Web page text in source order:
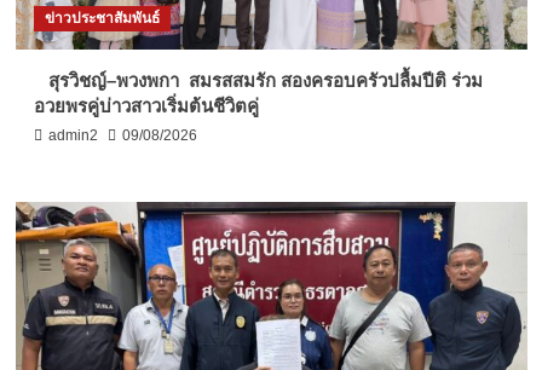
ข่าวประชาสัมพันธ์
สุรวิชญ์–พวงพกา สมรสสมรัก สองครอบครัวปลื้มปีติ ร่วม
อวยพรคู่บ่าวสาวเริ่มต้นชีวิตคู่
admin2 09/08/2026